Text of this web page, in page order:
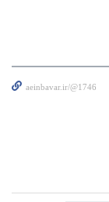
aeinbavar.ir/@1746